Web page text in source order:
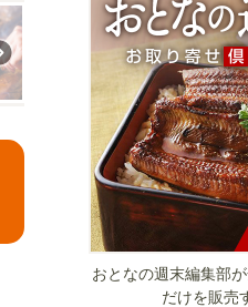
おとなの週末編集部
だけを販売